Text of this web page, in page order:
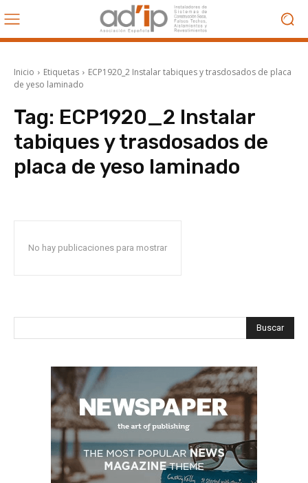
Inicio Etiquetas
ECP1920_2 Instalar tabiques y trasdosados de placa
de yeso laminado
Tag: ECP1920_2 Instalar
tabiques y trasdosados de
placa de yeso laminado
No hay publicaciones para mostrar
Buscar